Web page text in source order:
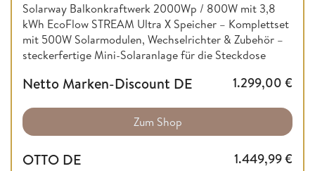
Solarway Balkonkraftwerk 2000Wp / 800W mit 3,8
kWh EcoFlow STREAM Ultra X Speicher – Komplettset
mit 500W Solarmodulen, Wechselrichter & Zubehör –
steckerfertige Mini-Solaranlage für die Steckdose
Netto Marken-Discount DE 1.299,00 €
Zum Shop
OTTO DE 1.449,99€